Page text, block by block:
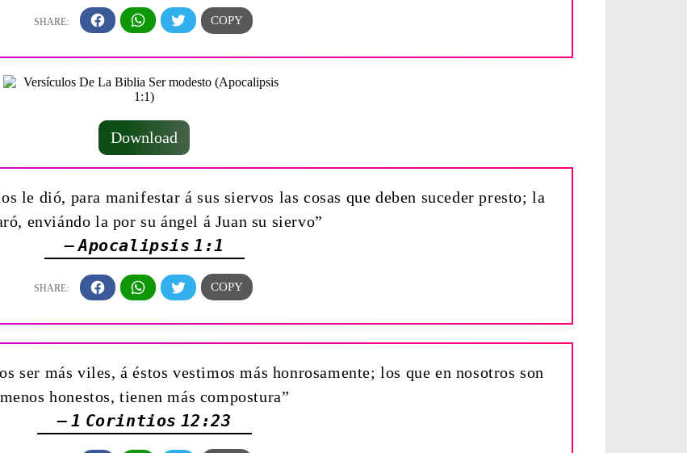
Download
le dió, para manifestar á sus siervos las cosas que deben suceder presto; la
enviándo la por su ángel á Juan su siervo”
— Apocalipsis 1:1
ser más viles, á éstos vestimos más honrosamente; los que en nosotros son
menos honestos, tienen más compostura”
— 1 Corintios 12:23